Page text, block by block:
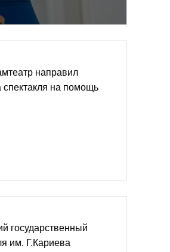
направил
спектакля на помощь
государственный
им. Г.Кариева